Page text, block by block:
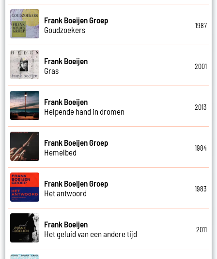
Frank Boeijen Groep
Goudzoekers
1987
Frank Boeijen
Gras
2001
Frank Boeijen
Helpende hand in dromen
2013
Frank Boeijen Groep
Hemelbed
1984
Frank Boeijen Groep
Het antwoord
1983
Frank Boeijen
Het geluid van een andere tijd
2011